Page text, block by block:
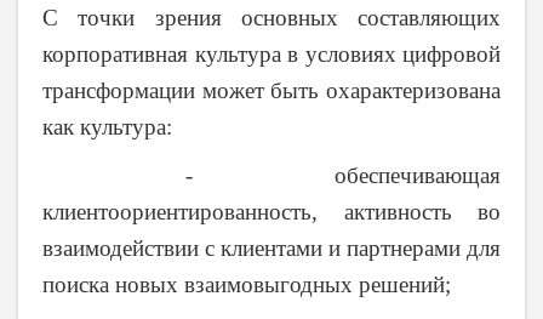
С точки зрения основных составляющих
корпоративная культура в условиях цифровой
трансформации может быть охарактеризована
как культура:
- обеспечивающая
клиентоориентированность, активность во
взаимодействии с клиентами и партнерами для
поиска новых взаимовыгодных решений;